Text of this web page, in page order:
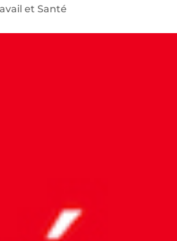
et Santé